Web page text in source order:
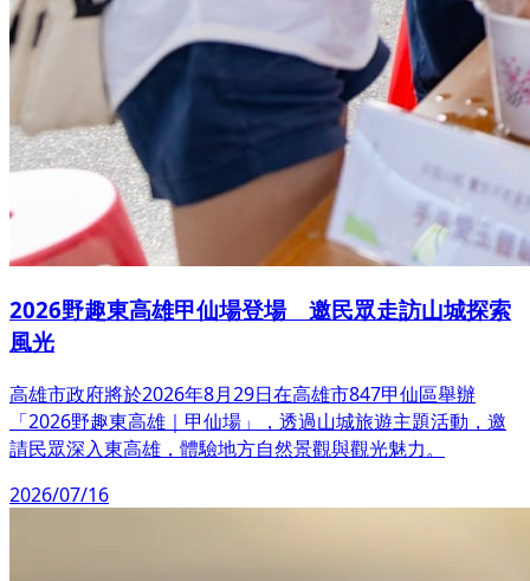
2026野趣東高雄甲仙場登場 邀民眾走訪山城探索
風光
高雄市政府將於2026年8月29日在高雄市847甲仙區舉辦
「2026野趣東高雄｜甲仙場」，透過山城旅遊主題活動，邀
請民眾深入東高雄，體驗地方自然景觀與觀光魅力。
2026/07/16